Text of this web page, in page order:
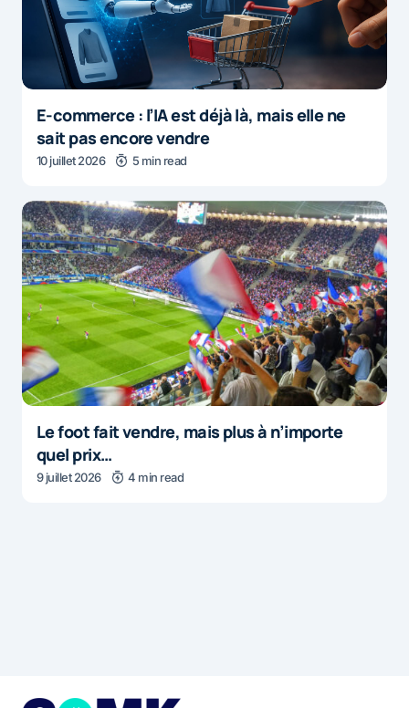
E-commerce : l’IA est déjà là, mais elle ne
sait pas encore vendre
10 juillet 2026 5 min read
Le foot fait vendre, mais plus à n’importe
quel prix…
9 juillet 2026 4 min read